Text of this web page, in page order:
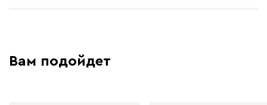
Вам подойдет